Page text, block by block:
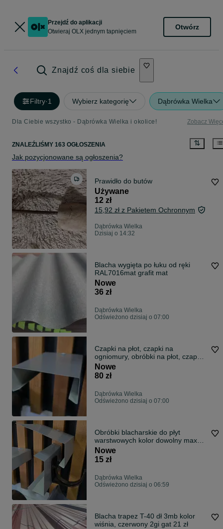
Przejdź do aplikacji
Otwieraj OLX jednym tapnięciem
Otwórz
Znajdź coś dla siebie
Filtry·1 Wybierz kategorię Dąbrówka Wielka
Dla Ciebie wszystko - Dąbrówka Wielka i okolice! Zobacz
ZNALEŹLIŚMY 163 OGŁOSZENIA
Jak pozycjonowane są ogłoszenia?
Prawidło do butów
Używane
12 zł
15,92 zł z Pakietem Ochronnym
Dąbrówka Wielka
Dzisiaj o 14:32
Blacha wygięta po łuku od ręki
RAL7016mat grafit mat
Nowe
36 zł
Dąbrówka Wielka
Odświeżono dzisiaj o 07:00
Czapki na płot, czapki na
ogniomury, obróbki na płot, czapki
na słupki z blachy, obróbki do płyt
warstwowych
Nowe
80 zł
Dąbrówka Wielka
Odświeżono dzisiaj o 07:00
Obróbki blacharskie do płyt
warstwowych kolor dowolny max
długość 6,4mb, gr.0,5 0,7
Nowe
15 zł
Dąbrówka Wielka
Odświeżono dzisiaj o 06:59
Blacha trapez T-40 dł 3mb kolor
wiśnia, czerwony 2gi gat 21 zł